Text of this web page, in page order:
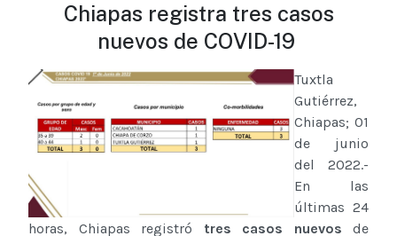
Chiapas registra tres casos
nuevos de COVID-19
Tuxtla
Gutiérrez,
Chiapas; 01
de junio
del 2022.-
En las
últimas 24
horas, Chiapas registró tres casos nuevos de